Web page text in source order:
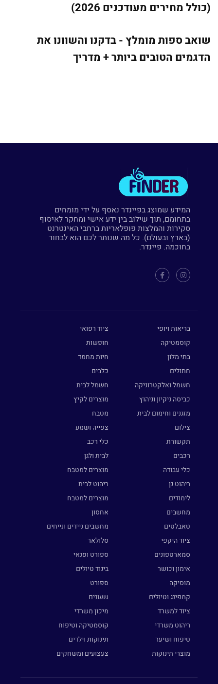
(כולל מחירים מעודכנים 2026)
שואב ספות מומלץ - בדקנו והשוונו את
הדגמים הטובים ביותר + מדריך
המידע שמוצג בפיינדר נאסף על ידי מומחים
בתחומם, תוך שילוב בין ידע אישי ומחקר לאיסוף
סקירות והמלצות פופלאריות ברחבי האינטרנט
(בארץ ובעולם). כל מה שנותר לכם הוא לבחור
בחוכמה. פיינדר.
בריאות ויופי
ציוד רפואי
קוסמטיקה
חופשות
בתי מלון
חיות מחמד
חתולים
כלבים
חשמל ואלקטרוניקה
חשמל לבית
כביסה ניקיון וגיהוץ
מוצרים לקיץ
מזגנים וחימום לבית
מטבח
צילום
צפייה ושמע
תקשורת
כלי רכב
רכבים
לבית ולגן
כלי עבודה
מוצרים למטבח
ריהוט גן
ריהוט לבית
לימודים
מוצרים למטבח
מחשבים
אחסון
טאבלטים
מחשבים ניידים ונייחים
ציוד היקפי
סלולאר
סמארטפונים
ספורט ופנאי
אימון וכושר
ביגוד טיולים
מוסיקה
ספורט
קמפינג וטיולים
שעונים
ציוד למשרד
מיכון משרדי
ריהוט משרדי
קוסמטיקה וטיפוח
טיפוח ושיער
תינוקות וילדים
מוצרי תינוקות
צעצועים ומשחקים